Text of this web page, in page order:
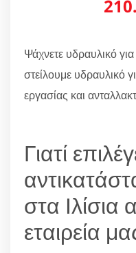
Ψάχνετε υδραυλικό
στείλουμε υδραυλικό
εργασίας και
Γιατί
στα Ιλίσια
εταιρεία